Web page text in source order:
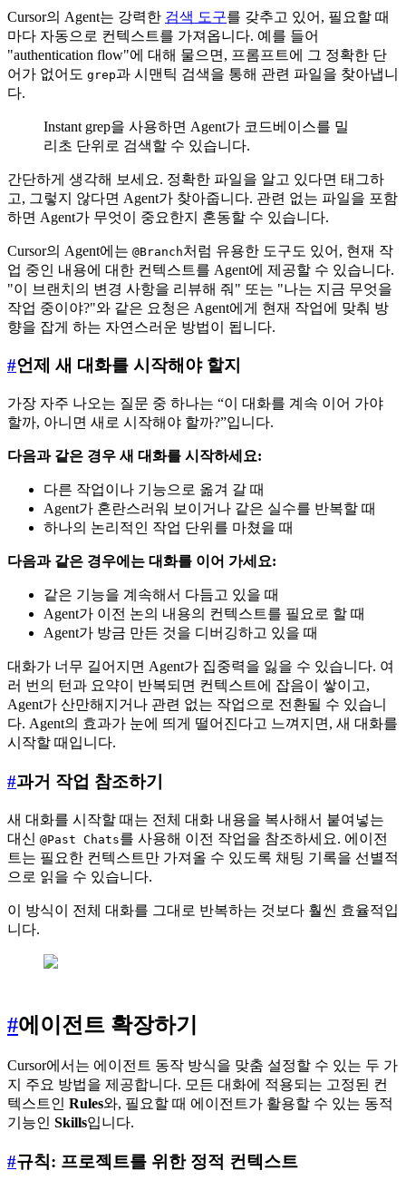
Cursor의 Agent는 강력한 검색 도구를 갖추고 있어, 필요할 때
마다 자동으로 컨텍스트를 가져옵니다. 예를 들어
"authentication flow"에 대해 물으면, 프롬프트에 그 정확한 단
어가 없어도 grep과 시맨틱 검색을 통해 관련 파일을 찾아냅니
다.
Instant grep을 사용하면 Agent가 코드베이스를 밀
리초 단위로 검색할 수 있습니다.
간단하게 생각해 보세요. 정확한 파일을 알고 있다면 태그하
고, 그렇지 않다면 Agent가 찾아줍니다. 관련 없는 파일을 포함
하면 Agent가 무엇이 중요한지 혼동할 수 있습니다.
Cursor의 Agent에는 @Branch처럼 유용한 도구도 있어, 현재 작
업 중인 내용에 대한 컨텍스트를 Agent에 제공할 수 있습니다.
"이 브랜치의 변경 사항을 리뷰해 줘" 또는 "나는 지금 무엇을
작업 중이야?"와 같은 요청은 Agent에게 현재 작업에 맞춰 방
향을 잡게 하는 자연스러운 방법이 됩니다.
#언제 새 대화를 시작해야 할지
가장 자주 나오는 질문 중 하나는 “이 대화를 계속 이어 가야
할까, 아니면 새로 시작해야 할까?”입니다.
다음과 같은 경우 새 대화를 시작하세요:
다른 작업이나 기능으로 옮겨 갈 때
Agent가 혼란스러워 보이거나 같은 실수를 반복할 때
하나의 논리적인 작업 단위를 마쳤을 때
다음과 같은 경우에는 대화를 이어 가세요:
같은 기능을 계속해서 다듬고 있을 때
Agent가 이전 논의 내용의 컨텍스트를 필요로 할 때
Agent가 방금 만든 것을 디버깅하고 있을 때
대화가 너무 길어지면 Agent가 집중력을 잃을 수 있습니다. 여
러 번의 턴과 요약이 반복되면 컨텍스트에 잡음이 쌓이고,
Agent가 산만해지거나 관련 없는 작업으로 전환될 수 있습니
다. Agent의 효과가 눈에 띄게 떨어진다고 느껴지면, 새 대화를
시작할 때입니다.
#과거 작업 참조하기
새 대화를 시작할 때는 전체 대화 내용을 복사해서 붙여넣는
대신 @Past Chats를 사용해 이전 작업을 참조하세요. 에이전
트는 필요한 컨텍스트만 가져올 수 있도록 채팅 기록을 선별적
으로 읽을 수 있습니다.
이 방식이 전체 대화를 그대로 반복하는 것보다 훨씬 효율적입
니다.
#에이전트 확장하기
Cursor에서는 에이전트 동작 방식을 맞춤 설정할 수 있는 두 가
지 주요 방법을 제공합니다. 모든 대화에 적용되는 고정된 컨
텍스트인 Rules와, 필요할 때 에이전트가 활용할 수 있는 동적
기능인 Skills입니다.
#규칙: 프로젝트를 위한 정적 컨텍스트